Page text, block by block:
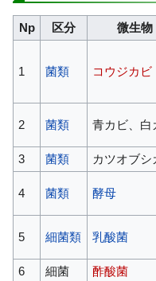
Np 区分 微生物
1 菌類 コウジカビ
2 菌類 青カビ、白
3
菌類 カツオブシ
4 菌類 酵母
5 細菌類 乳酸菌
6
細菌 酢酸菌